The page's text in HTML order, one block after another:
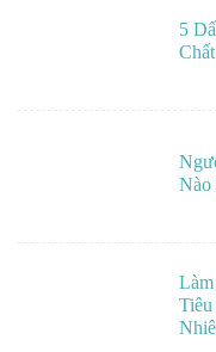
5
Nào
Làm